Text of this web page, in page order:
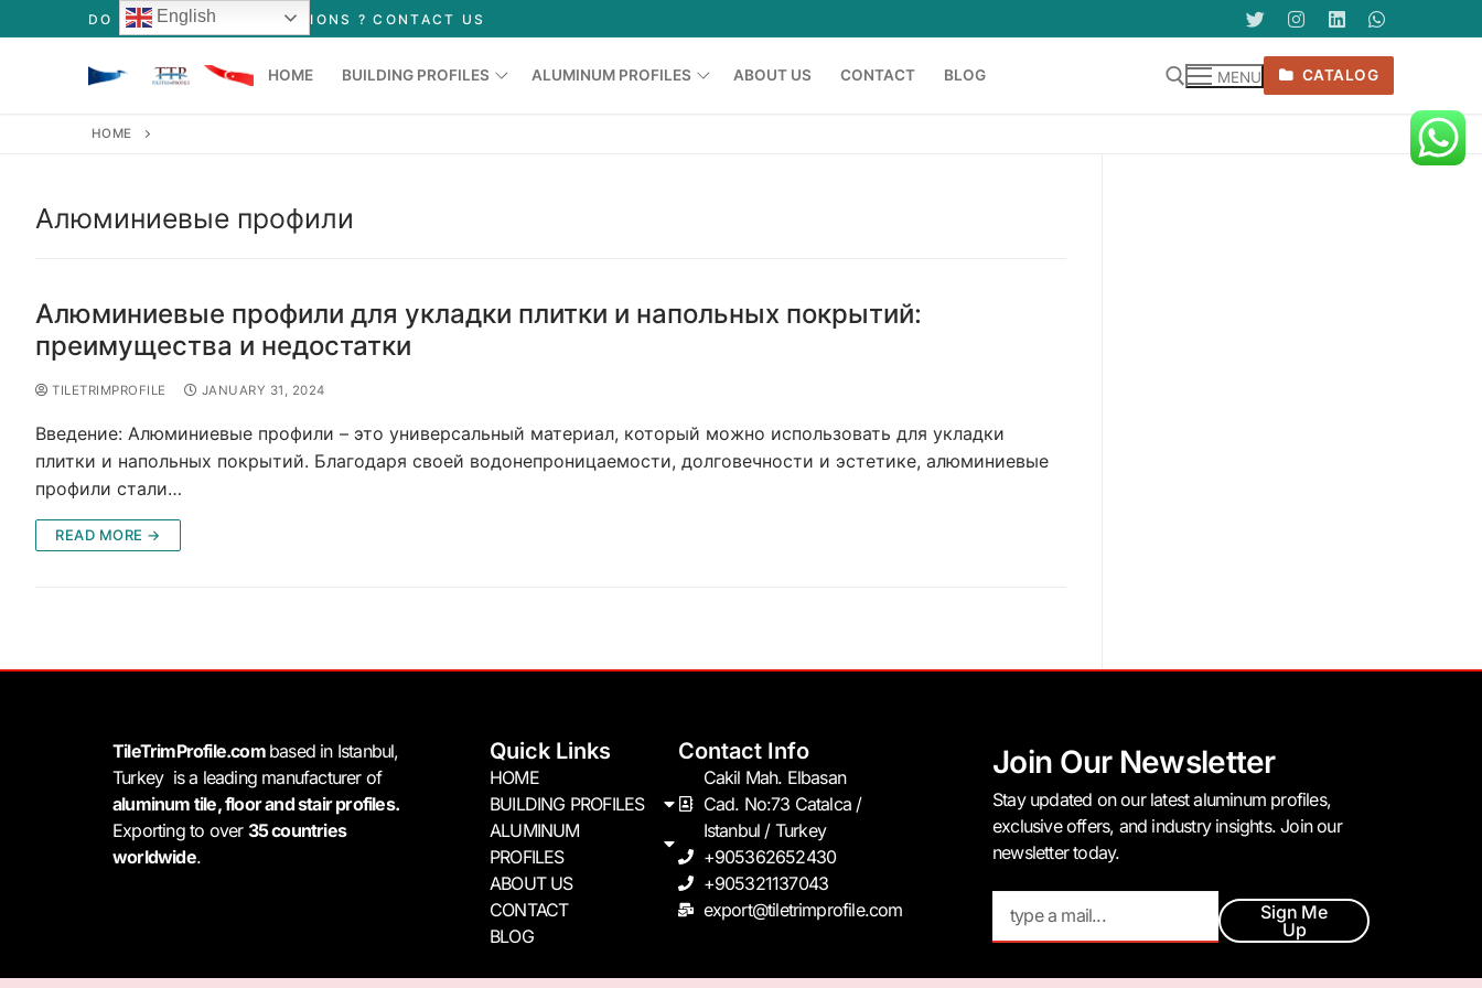
DO YOU HAVE ANY QUESTIONS ? CONTACT US
HOME BUILDING PROFILES ALUMINUM PROFILES ABOUT US CONTACT BLOG MENU CATALOG
HOME
Алюминиевые профили
Алюминиевые профили для укладки плитки и напольных покрытий:
преимущества и недостатки
TILETRIMPROFILE JANUARY 31, 2024
Введение: Алюминиевые профили – это универсальный материал, который можно использовать для укладки
плитки и напольных покрытий. Благодаря своей водонепроницаемости, долговечности и эстетике, алюминиевые
профили стали…
READ MORE →
TileTrimProfile.com based in Istanbul,
Turkey is a leading manufacturer of
aluminum tile, floor and stair profiles.
Exporting to over 35 countries
worldwide.
Quick Links
HOME
BUILDING PROFILES
ALUMINUM
PROFILES
ABOUT US
CONTACT
BLOG
Contact Info
Cakil Mah. Elbasan
Cad. No:73 Catalca /
Istanbul / Turkey
+905362652430
+905321137043
export@tiletrimprofile.com
Join Our Newsletter
Stay updated on our latest aluminum profiles,
exclusive offers, and industry insights. Join our
newsletter today.
Sign Me
Up
English